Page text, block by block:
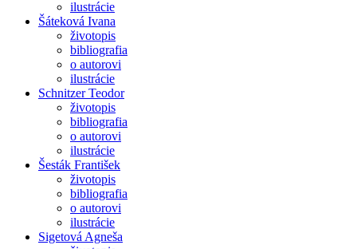
ilustrácie
Šáteková Ivana
životopis
bibliografia
o autorovi
ilustrácie
Schnitzer Teodor
životopis
bibliografia
o autorovi
ilustrácie
Šesták František
životopis
bibliografia
o autorovi
ilustrácie
Sigetová Agneša